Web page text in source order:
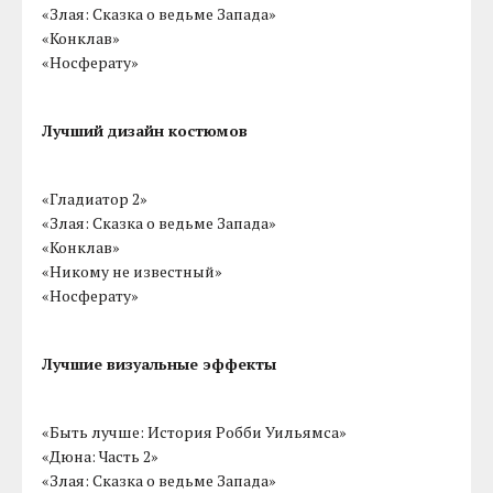
«Злая: Сказка о ведьме Запада»
«Конклав»
«Носферату»
Лучший дизайн костюмов
«Гладиатор 2»
«Злая: Сказка о ведьме Запада»
«Конклав»
«Никому не известный»
«Носферату»
Лучшие визуальные эффекты
«Быть лучше: История Робби Уильямса»
«Дюна: Часть 2»
«Злая: Сказка о ведьме Запада»